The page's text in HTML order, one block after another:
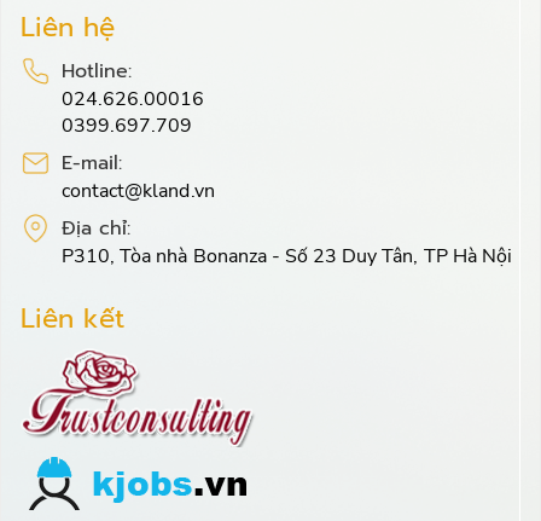
Liên hệ
Hotline:
024.626.00016
0399.697.709
E-mail:
contact@kland.vn
Địa chỉ:
P310, Tòa nhà Bonanza - Số 23 Duy Tân, TP Hà Nội
Liên kết